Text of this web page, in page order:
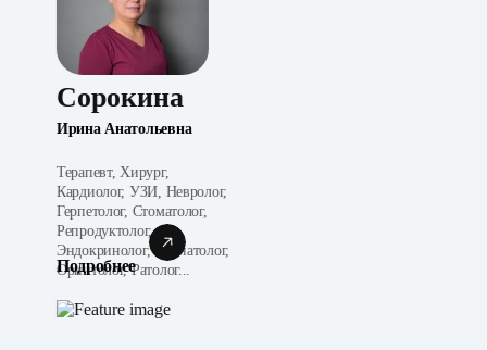
Сорокина
Ирина Анатольевна
Терапевт, Хирург,
Кардиолог, УЗИ, Невролог,
Герпетолог, Стоматолог,
Репродуктолог,
Эндокринолог, Неонатолог,
Орнитолог, Ратолог...
Подробнее